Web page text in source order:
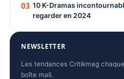
03 10 K-Dramas
regarder en 2024
NEWSLETTER
Les tendances Critikmag
boîte mail.